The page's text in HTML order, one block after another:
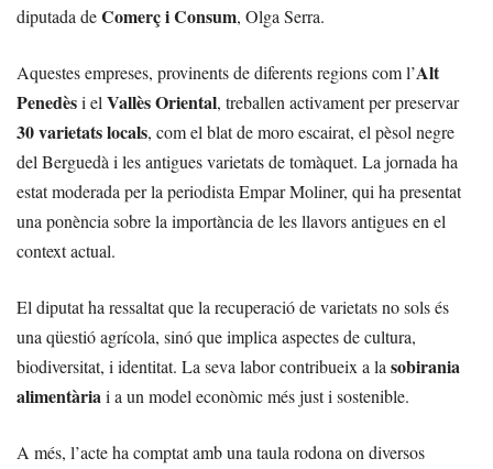
diputada deComerç i Consum, Olga Serra.
Aquestes empreses, provinents de diferents regions com l’Alt
Penedèsi el Vallès Oriental, treballen activament per preservar
30 varietats locals, com el blat de moro escairat, el pèsol negre
del Berguedà i les antigues varietats de tomàquet. La jornada ha
estat moderada per la periodista Empar Moliner, qui ha presentat
una ponència sobre la importància de les llavors antigues en el
context actual.
El diputat ha ressaltat que la recuperació de varietats no sols és
una qüestió agrícola, sinó que implica aspectes de cultura,
biodiversitat, i identitat. La seva labor contribueix a la sobirania
alimentàriai a un model econòmic més just i sostenible.
A més, l’acte ha comptat amb una taula rodona on diversos